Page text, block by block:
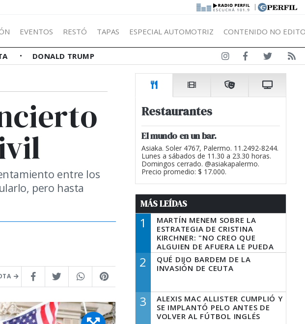
|
EVENTOS RESTÓ TAPAS ESPECIAL AUTOMOTRIZ CONTENIDO NO
DONALD TRUMP
entre los
pero hasta
Restaurantes
El mundo en un bar.
Asiaka. Soler 4767, Palermo. 11.2492-8244.
Lunes a sábados de 11.30 a 23.30 horas.
Domingos cerrado. @asiakapalermo.
Precio promedio: $ 17.000.
MÁS LEÍDAS
1
MARTÍN MENEM SOBRE LA
ESTRATEGIA DE CRISTINA
KIRCHNER: "NO CREO QUE
ALGUIEN DE AFUERA LE PUEDA
DECIR A LA JUSTICIA LO QUE
TIENE QUE HACER"
2
QUÉ DIJO BARDEM DE LA
INVASIÓN DE CEUTA
3
ALEXIS MAC ALLISTER CUMPLIÓ Y
SE IMPLANTÓ PELO ANTES DE
VOLVER AL FÚTBOL INGLÉS